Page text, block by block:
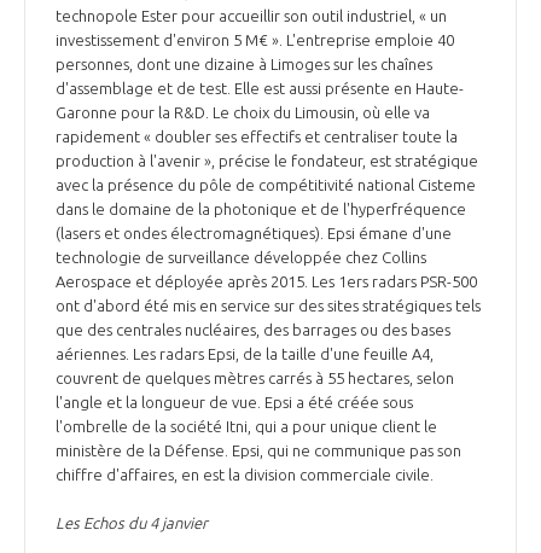
technopole Ester pour accueillir son outil industriel, « un
investissement d'environ 5 M€ ». L'entreprise emploie 40
personnes, dont une dizaine à Limoges sur les chaînes
d'assemblage et de test. Elle est aussi présente en Haute-
Garonne pour la R&D. Le choix du Limousin, où elle va
rapidement « doubler ses effectifs et centraliser toute la
production à l'avenir », précise le fondateur, est stratégique
avec la présence du pôle de compétitivité national Cisteme
dans le domaine de la photonique et de l'hyperfréquence
(lasers et ondes électromagnétiques). Epsi émane d'une
technologie de surveillance développée chez Collins
Aerospace et déployée après 2015. Les 1ers radars PSR-500
ont d'abord été mis en service sur des sites stratégiques tels
que des centrales nucléaires, des barrages ou des bases
aériennes. Les radars Epsi, de la taille d'une feuille A4,
couvrent de quelques mètres carrés à 55 hectares, selon
l'angle et la longueur de vue. Epsi a été créée sous
l'ombrelle de la société Itni, qui a pour unique client le
ministère de la Défense. Epsi, qui ne communique pas son
chiffre d'affaires, en est la division commerciale civile.
Les Echos du 4 janvier